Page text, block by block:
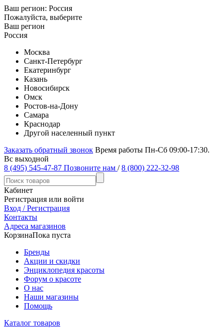
Ваш регион: Россия
Пожалуйста, выберите
Ваш регион
Россия
Москва
Санкт-Петербург
Екатеринбург
Казань
Новосибирск
Омск
Ростов-на-Дону
Самара
Краснодар
Другой населенный пункт
Заказать обратный звонок Время работы Пн-Сб 09:00-17:30.
Вс выходной
8 (495) 545-47-87 Позвоните нам / 8 (800) 222-32-98
Кабинет
Регистрация или войти
Вход / Регистрация
Контакты
Адреса магазинов
КорзинаПока пуста
Бренды
Акции и скидки
Энциклопедия красоты
Форум о красоте
О нас
Наши магазины
Помощь
Каталог товаров